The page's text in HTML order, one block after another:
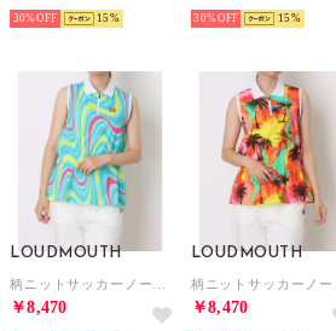
30% 15 30% 15
LOUDMOUTH
￥8,470
LOUDMOUTH
￥8,470